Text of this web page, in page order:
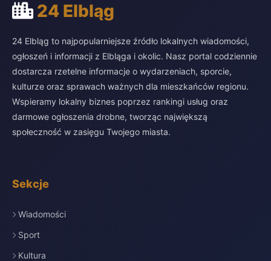
24 Elbląg
24 Elbląg to najpopularniejsze źródło lokalnych wiadomości,
ogłoszeń i informacji z Elbląga i okolic. Nasz portal codziennie
dostarcza rzetelne informacje o wydarzeniach, sporcie,
kulturze oraz sprawach ważnych dla mieszkańców regionu.
Wspieramy lokalny biznes poprzez rankingi usług oraz
darmowe ogłoszenia drobne, tworząc największą
społeczność w zasięgu Twojego miasta.
Sekcje
Wiadomości
Sport
Kultura